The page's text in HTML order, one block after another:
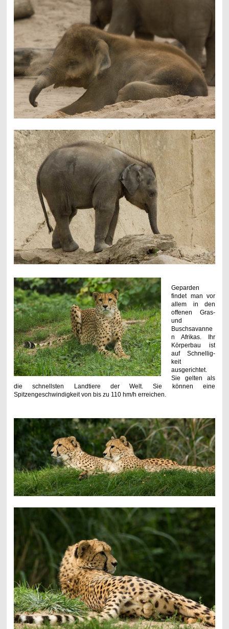
Geparden
findet man vor
allem in den
offenen Gras-
und
Buschsavanne
n Afrikas. Ihr
Körperbau ist
auf Schnellig-
keit
ausgerichtet.
Sie gelten als
die schnellsten Landtiere der Welt. Sie können eine
Spitzengeschwindigkeit von bis zu 110 hm/h erreichen.